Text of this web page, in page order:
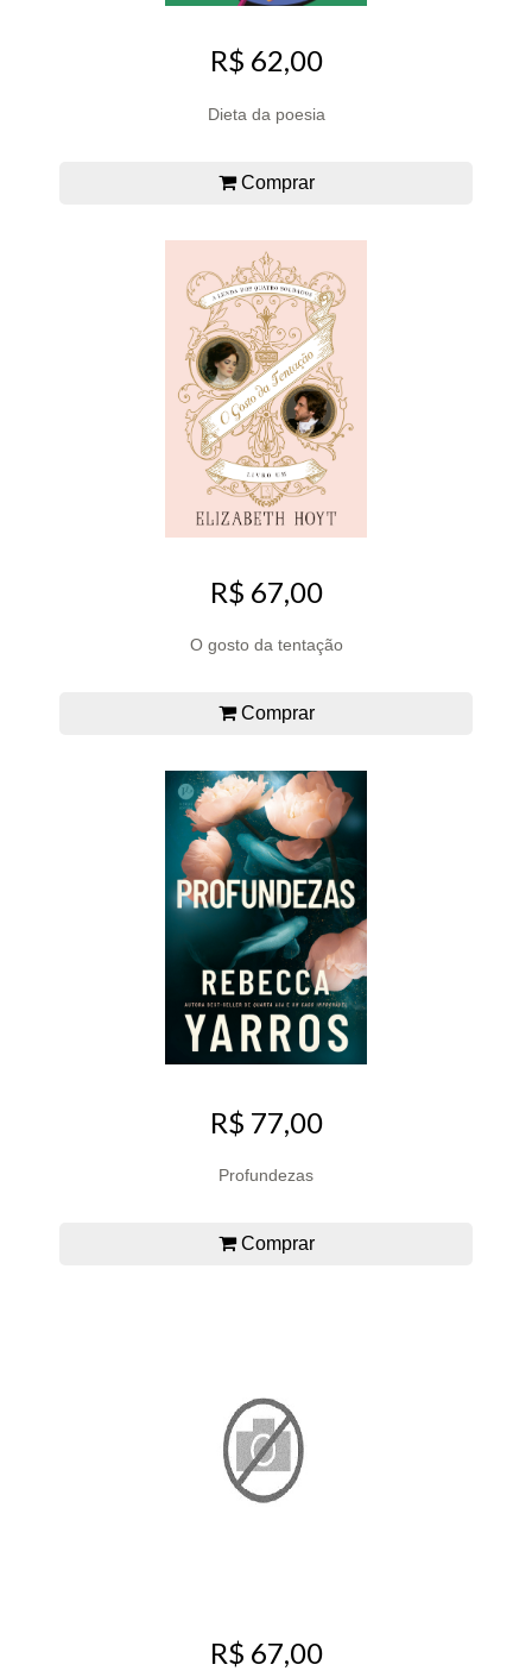
R$ 62,00
Dieta da poesia
Comprar
R$ 67,00
O gosto da tentação
Comprar
R$ 77,00
Profundezas
Comprar
R$ 67,00